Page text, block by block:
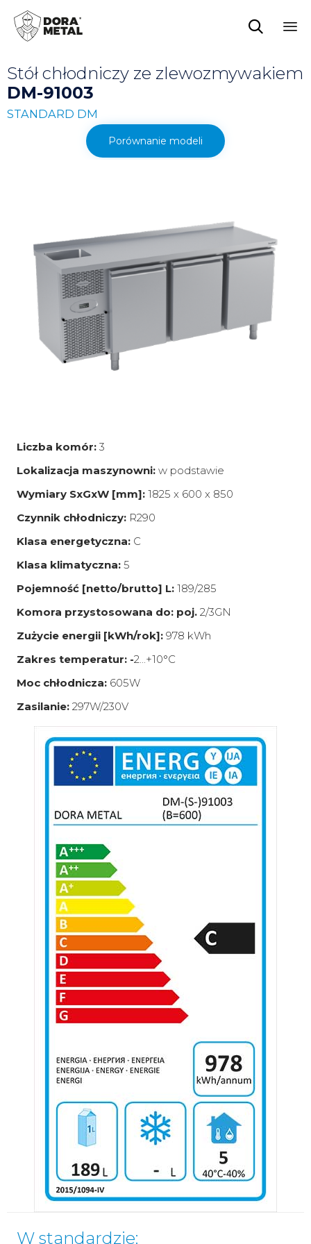

to
Stół chłodniczy ze zlewozmywakiem
DM-91003
STANDARD DM
Porównanie modeli
Liczba komór: 3
Lokalizacja maszynowni: w podstawie
Wymiary SxGxW [mm]: 1825 x 600 x 850
Czynnik chłodniczy: R290
Klasa energetyczna: C
Klasa klimatyczna: 5
Pojemność [netto/brutto] L: 189/285
Komora przystosowana do: poj. 2/3GN
Zużycie energii [kWh/rok]: 978 kWh
Zakres temperatur: -2...+10°C
Moc chłodnicza: 605W
Zasilanie: 297W/230V
W standardzie: